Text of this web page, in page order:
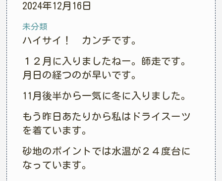
2024年12月16日
未分類
ハイサイ！ カンチです。
１２月に入りましたねー。師走です。
月日の経つのが早いです。
11月後半から一気に冬に入りました。
もう昨日あたりから私はドライスーツ
を着ています。
砂地のポイントでは水温が２４度台に
なっています。